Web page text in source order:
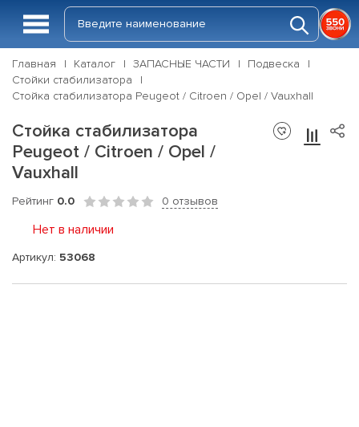
Главная Каталог ЗАПАСНЫЕ ЧАСТИ
Подвеска
Стойки стабилизатора
Стойка стабилизатора Peugeot / Citroen / Opel / Vauxhall
Стойка стабилизатора
Peugeot / Citroen / Opel /
Vauxhall
Рейтинг 0.0 0 отзывов
Нет в наличии
Артикул: 53068